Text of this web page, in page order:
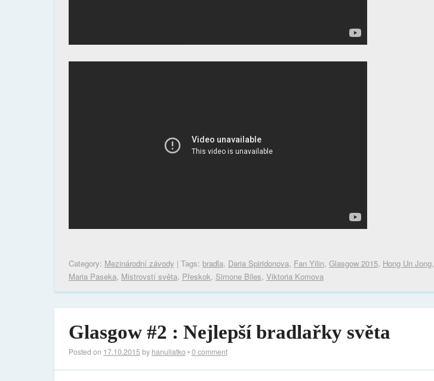
Category: Mezinárodní závody | Tags: bradla, Daria Spiridonova, Fan Yilin, Glasgow 2015, Hong Un Jong,
Maria Paseka, Mistrovstí světa, Přeskok, Simone Biles, Viktoria Komova
Glasgow #2 : Nejlepší bradlařky světa
Posted on 17.10.2015 by hanuliatko •0 comment